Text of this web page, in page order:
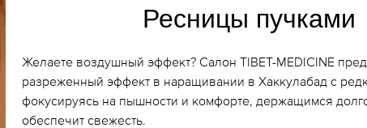
Ресницы пучками
Желаете воздушный эффект? Салон TIBET-MEDICINE
разреженный эффект в наращивании в Хаккулабад с
фокусируясь на пышности и комфорте, держащимся
обеспечит свежесть.